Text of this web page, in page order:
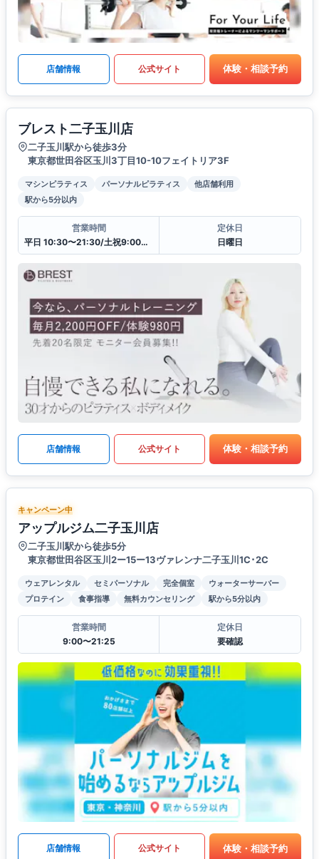
店舗情報 公式サイト 体験・相談予約
ブレスト二子玉川店
二子玉川駅から徒歩3分
東京都世田谷区玉川3丁目10-10フェイトリア3F
マシンピラティス パーソナルピラティス
他店舗利用
駅から5分以内
営業時間
平日 10:30〜21:30/土祝9:00〜20:00
定休日
日曜日
店舗情報 公式サイト 体験・相談予約
キャンペーン中
アップルジム二子玉川店
二子玉川駅から徒歩5分
東京都世田谷区玉川2ー15ー13ヴァレンナ二子玉川1C･2C
ウェアレンタル セミパーソナル 完全個室
ウォーターサーバー
プロテイン
食事指導 無料カウンセリング 駅から5分以内
営業時間
9:00〜21:25
定休日
要確認
店舗情報 公式サイト 体験・相談予約